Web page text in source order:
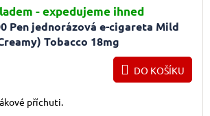
Pen jednorázová e-cigareta Mild
Tobacco 18mg
produktu je 5,0 z 5 hvězdiček.
- expedujeme ihned
DO KOŠÍKU
příchuti.